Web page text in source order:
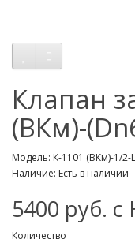
Клапан
(ВКм)-
Модель: К-1101 (ВКм)-1/
Наличие: Есть в наличии
5400 руб.
Количество